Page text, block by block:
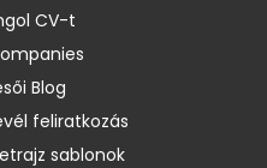
CV-t
Blog
feliratkozás
sablonok